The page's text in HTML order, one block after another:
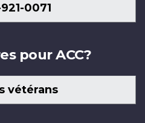
0071
pour ACC?
vétérans